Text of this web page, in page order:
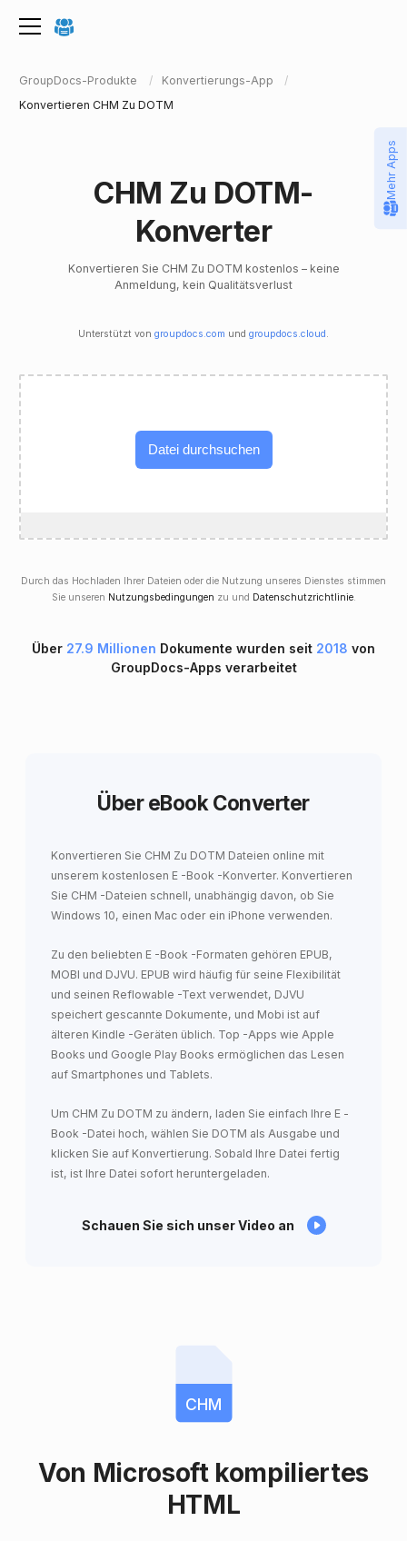
GroupDocs-Produkte
Konvertierungs-App
Konvertieren CHM Zu DOTM
CHM Zu DOTM-
Konverter
Konvertieren Sie CHM Zu DOTM kostenlos – keine
Anmeldung, kein Qualitätsverlust
Unterstützt von groupdocs.com und groupdocs.cloud .
Datei durchsuchen
Durch das Hochladen Ihrer Dateien oder die Nutzung unseres Dienstes stimmen
Sie unseren Nutzungsbedingungen zu und Datenschutzrichtlinie.
Über 27.9 Millionen Dokumente wurden seit 2018 von
GroupDocs-Apps verarbeitet
Über eBook Converter
Konvertieren Sie CHM Zu DOTM Dateien online mit
unserem kostenlosen E -Book -Konverter. Konvertieren
Sie CHM -Dateien schnell, unabhängig davon, ob Sie
Windows 10, einen Mac oder ein iPhone verwenden.
Zu den beliebten E -Book -Formaten gehören EPUB,
MOBI und DJVU. EPUB wird häufig für seine Flexibilität
und seinen Reflowable -Text verwendet, DJVU
speichert gescannte Dokumente, und Mobi ist auf
älteren Kindle -Geräten üblich. Top -Apps wie Apple
Books und Google Play Books ermöglichen das Lesen
auf Smartphones und Tablets.
Um CHM Zu DOTM zu ändern, laden Sie einfach Ihre E -
Book -Datei hoch, wählen Sie DOTM als Ausgabe und
klicken Sie auf Konvertierung. Sobald Ihre Datei fertig
ist, ist Ihre Datei sofort heruntergeladen.
Schauen Sie sich unser Video an
CHM
Von Microsoft kompiliertes
HTML
Mehr Apps